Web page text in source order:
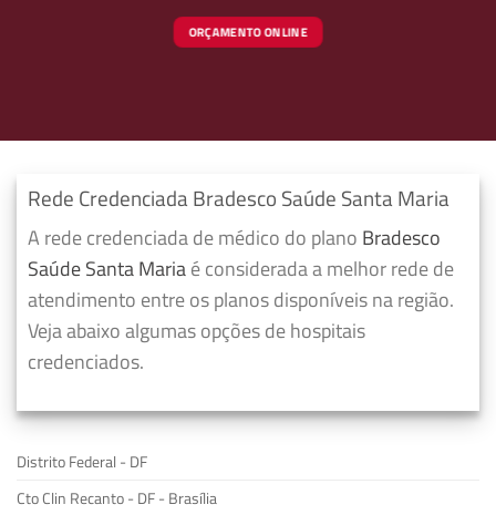
ORÇAMENTO ONLINE
Rede Credenciada Bradesco Saúde Santa Maria
A rede credenciada de médico do plano Bradesco
Saúde Santa Mariaé considerada a melhor rede de
atendimento entre os planos disponíveis na região.
Veja abaixo algumas opções de hospitais
credenciados.
Distrito Federal - DF
Cto Clin Recanto - DF - Brasília